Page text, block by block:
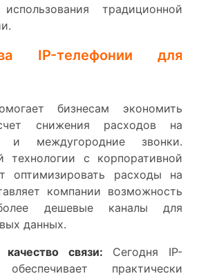
традиционной
IP-телефонии для
бизнесам экономить
снижения расходов на
и междугородние звонки.
технологии с корпоративной
оптимизировать расходы на
компании возможность
более дешевые каналы для
данных.
связи: Сегодня IP-
практически